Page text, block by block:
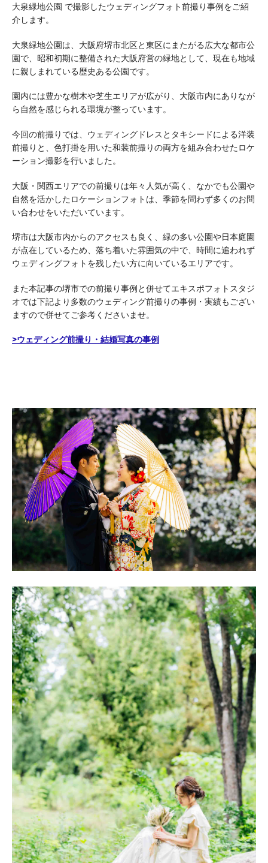
大泉緑地公園 で撮影したウェディングフォト前撮り事例をご紹
介します。
大泉緑地公園は、大阪府堺市北区と東区にまたがる広大な都市公
園で、昭和初期に整備された大阪府営の緑地として、現在も地域
に親しまれている歴史ある公園です。
園内には豊かな樹木や芝生エリアが広がり、大阪市内にありなが
ら自然を感じられる環境が整っています。
今回の前撮りでは、ウェディングドレスとタキシードによる洋装
前撮りと、色打掛を用いた和装前撮りの両方を組み合わせたロケ
ーション撮影を行いました。
大阪・関西エリアでの前撮りは年々人気が高く、なかでも公園や
自然を活かしたロケーションフォトは、季節を問わず多くのお問
い合わせをいただいています。
堺市は大阪市内からのアクセスも良く、緑の多い公園や日本庭園
が点在しているため、落ち着いた雰囲気の中で、時間に追われず
ウェディングフォトを残したい方に向いているエリアです。
また本記事の堺市での前撮り事例と併せてエキスポフォトスタジ
オでは下記より多数のウェディング前撮りの事例・実績もござい
ますので併せてご参考くださいませ。
>ウェディング前撮り・結婚写真の事例